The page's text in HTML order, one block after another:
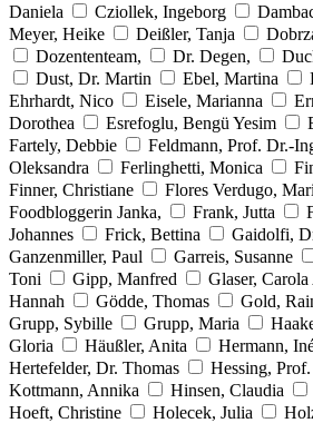
Daniela
Cziollek, Ingeborg
Meyer, Heike
Deißler, Tanja
Dozententeam,
Dr. Degen,
Dust, Dr. Martin
Ebel, Martina
Ehrhardt, Nico
Eisele, Marianna
Dorothea
Esrefoglu, Bengü Yesim
Fartely, Debbie
Feldmann, Prof. Dr.-
Oleksandra
Ferlinghetti, Monica
Finner, Christiane
Flores Verdugo,
Foodbloggerin Janka,
Frank, Jutta
Johannes
Frick, Bettina
Gaidolfi,
Ganzenmiller, Paul
Garreis, Susanne
Toni
Gipp, Manfred Glaser, Carola
Hannah
Gödde, Thomas Gold,
Grupp, Sybille
Grupp, Maria
Gloria
Häußler, Anita Hermann,
Hertefelder, Dr. Thomas
Hessing,
Kottmann, Annika
Hinsen, Claudia
Hoeft, Christine
Holecek, Julia